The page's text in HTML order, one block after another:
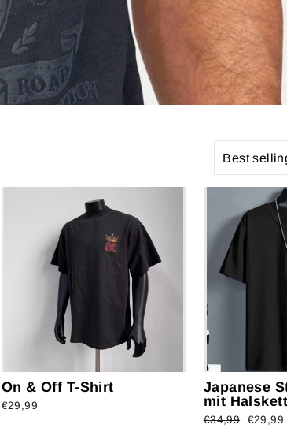
On & Off T-Shirt
€29,99
Japanese
mit
Regular
€34,99
Sale
€29,99